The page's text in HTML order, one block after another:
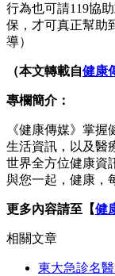
行為也可請119協
保，才可真正幫助
導）
（本文轉載自健康
專欄簡介：
《健康傳媒》掌
生活資訊，以及醫
世界全方位健康資
與您一起，健康，
更多內容請至【健
相關文章
東大急診名